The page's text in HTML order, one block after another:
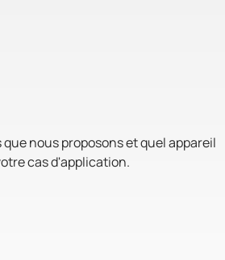
nous proposons et quel appareil
cas d'application.